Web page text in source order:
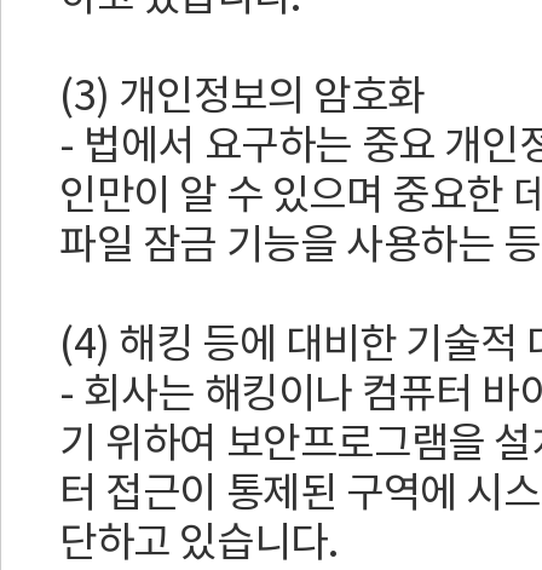
(3) 개인정보의 암호화
- 법에서 요구하는 중요 개인
인만이 알 수 있으며 중요한
파일 잠금 기능을 사용하는
(4) 해킹 등에 대비한 기술적
- 회사는 해킹이나 컴퓨터 바
기 위하여 보안프로그램을
터 접근이 통제된 구역에 시
단하고 있습니다.